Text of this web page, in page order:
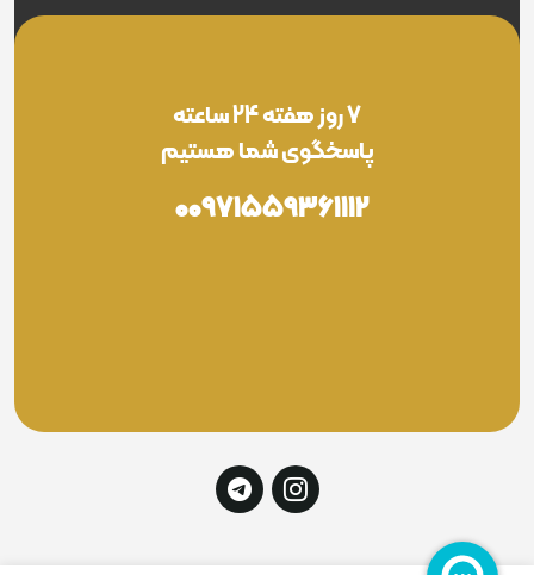
7 روز هفته 24 ساعته
پاسخگوی شما هستیم
00971559361112